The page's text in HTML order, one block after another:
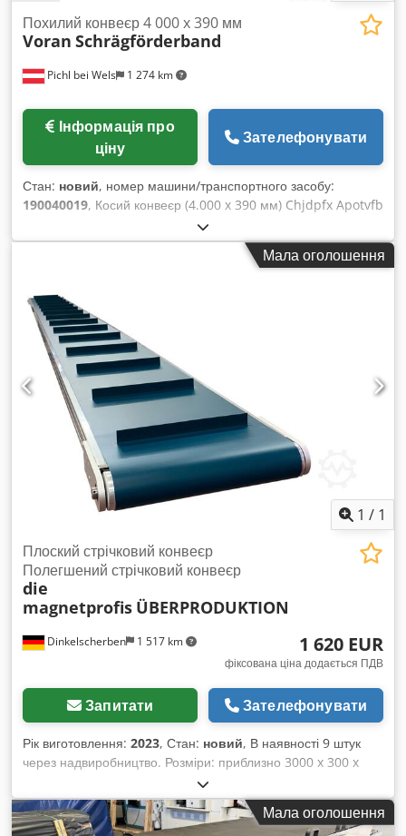
Pichl bei Wels 1 274 km
Похилий конвеєр 4 000 x 390 мм
Voran Schrägförderband
ціну
Зателефонувати
Стан: новий, номер машини/транспортного засобу:
190040019, Косий конвеєр (4.000 x 390 мм) Chjdpfx Apotvfb
Njdsa Косий конвеєр з прямим приводом і транспортною
стрічкою з ПУ-ПВХ
Мала оголошення
1 / 1
Dinkelscherben 1 517 km
Плоский стрічковий конвеєр
Полегшений стрічковий конвеєр
die
magnetprofis ÜBERPRODUKTION
1 620 EUR
фіксована ціна додається ПДВ
Запитати Зателефонувати
Рік виготовлення: 2023, Стан: новий, В наявності 9 штук
через надвиробництво. Розміри: приблизно 3000 x 300 x
105 мм Алюмінієва конструкція: Ширина транспортерної
стрічки без хвилястого краю ПВХ-стрічка для
транспортування, гладка Стрічка зелена, 2-шарова,
Мала оголошення